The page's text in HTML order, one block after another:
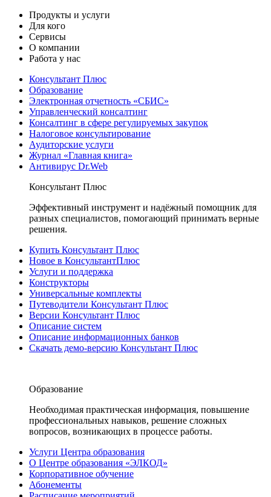
Продукты и услуги
Для кого
Сервисы
О компании
Работа у нас
Консультант Плюс
Образование
Электронная отчетность «СБИС»
Управленческий консалтинг
Консалтинг в сфере регулируемых закупок
Налоговое консультирование
Аудиторские услуги
Журнал «Главная книга»
Антивирус Dr.Web
Консультант Плюс
Эффективный инструмент и надёжный помощник для
разных специалистов, помогающий принимать верные
решения.
Купить Консультант Плюс
Новое в КонсультантПлюс
Услуги и поддержка
Конструкторы
Универсальные комплекты
Путеводители Консультант Плюс
Версии Консультант Плюс
Описание систем
Описание информационных банков
Скачать демо-версию Консультант Плюс
Образование
Необходимая практическая информация, повышение
профессиональных навыков, решение сложных
вопросов, возникающих в процессе работы.
Услуги Центра образования
О Центре образования «ЭЛКОД»
Корпоративное обучение
Абонементы